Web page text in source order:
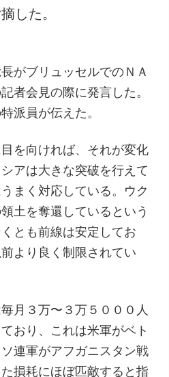
した。
がブリュッセルでのＮＡ
者会見の際に発言した。
派員が伝えた。
を向ければ、それが変化
アは大きな突破を行えて
まく対応している。ウク
土を奪還しているという
とも前線は安定してお
より良く制限されてい
月３万〜３万５０００人
おり、これは米軍がベト
連軍がアフガニスタン戦
損耗にほぼ匹敵すると指